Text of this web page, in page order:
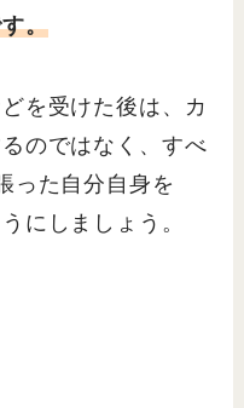
。
を受けた後は、カ
のではなく、すべ
った自分自身を
にしましょう。